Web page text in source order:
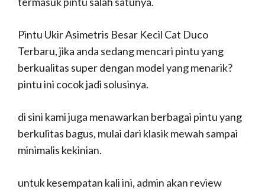
Pintu Ukir Asimetris Besar Kecil Cat Duco
Terbaru, jika anda sedang mencari pintu yang
berkualitas super dengan model yang menarik?
pintu ini cocok jadi solusinya.
di sini kami juga menawarkan berbagai pintu yang
berkulitas bagus, mulai dari klasik mewah sampai
minimalis kekinian.
untuk kesempatan kali ini, admin akan review